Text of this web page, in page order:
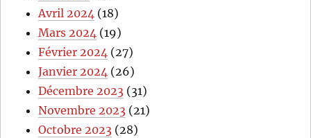
Avril 2024 (18)
Mars 2024 (19)
Février 2024 (27)
Janvier 2024 (26)
Décembre 2023 (31)
Novembre 2023 (21)
Octobre 2023 (28)